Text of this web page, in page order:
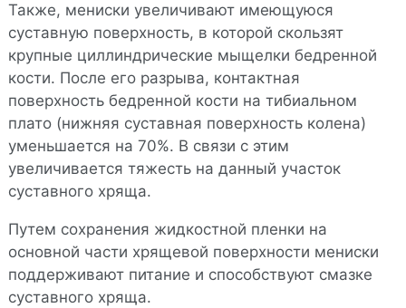
Также, мениски увеличивают имеющуюся
суставную поверхность, в которой скользят
крупные циллиндрические мыщелки бедренной
кости. После его разрыва, контактная
поверхность бедренной кости на тибиальном
плато (нижняя суставная поверхность колена)
уменьшается на 70%. В связи с этим
увеличивается тяжесть на данный участок
суставного хряща.
Путем сохранения жидкостной пленки на
основной части хрящевой поверхности мениски
поддерживают питание и способствуют смазке
суставного хряща.